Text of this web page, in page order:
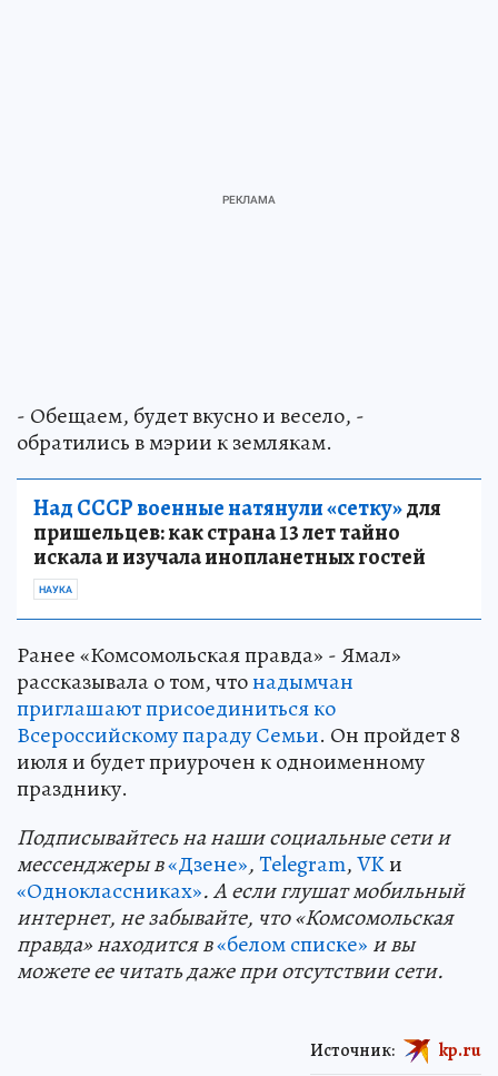
- Обещаем, будет вкусно и весело, -
обратились в мэрии к землякам.
Над СССР военные натянули «сетку»для
пришельцев: как страна 13 лет тайно
искала и изучала инопланетных гостей
НАУКА
Ранее «Комсомольская правда» - Ямал»
рассказывала о том, чтонадымчан
приглашают присоединиться ко
Всероссийскому параду Семьи. Он пройдет 8
июля и будет приурочен к одноименному
празднику.
Подписывайтесь на наши социальные сети и
мессенджеры в«Дзене»,Telegram,VKи
«Одноклассниках». А если глушат мобильный
интернет, не забывайте, что «Комсомольская
правда» находится в«белом списке» и вы
можете ее читать даже при отсутствии сети.
Источник: kp.ru